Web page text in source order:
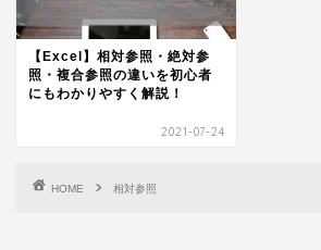
【Excel】相対参照・絶対参
照・複合参照の違いを初心者
にもわかりやすく解説！
2021-07-24
HOME 相対参照